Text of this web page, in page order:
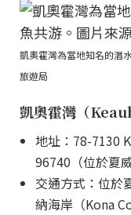
凱奧霍灣為當地知名的潛
旅遊局
凱奧霍灣（
地址：78-7130
96740（位於夏威
交通方式：位於
納海岸（Kona